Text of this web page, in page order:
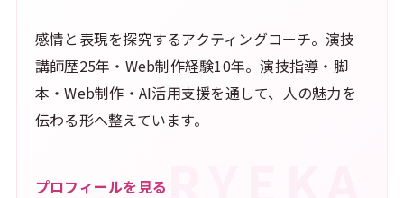
感情と表現を探究するアクティングコーチ。演技
講師歴25年・Web制作経験10年。演技指導・脚
本・Web制作・AI活用支援を通して、人の魅力を
伝わる形へ整えています。
プロフィールを見る